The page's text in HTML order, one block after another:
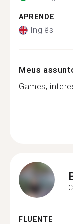
APRENDE
Inglês
Meus
Games,
FLUENTE